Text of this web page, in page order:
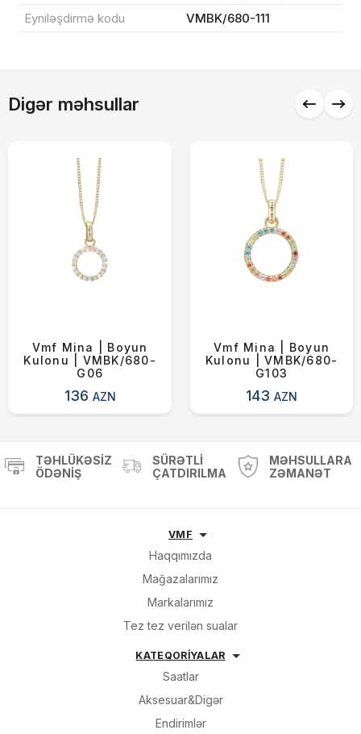
Eyniləşdirmə kodu
VMBK/680-111
Digər məhsullar
Vmf Mina | Boyun
Kulonu | VMBK/680-
G06
136 AZN
Vmf Mina | Boyun
Kulonu | VMBK/680-
G103
143AZN
Endirim
Yekun məbləğ 0 ₼
TƏHLÜKƏSIZ
ÖDƏNIŞ
SÜRƏTLI
ÇATDIRILMA
MƏHSULLARA
ZƏMANƏT
VMF
Haqqımızda
Mağazalarımız
Markalarımız
Tez tez verilən sualar
KATEQORİYALAR
Saatlar
Aksesuar&Digər
Endirimlər